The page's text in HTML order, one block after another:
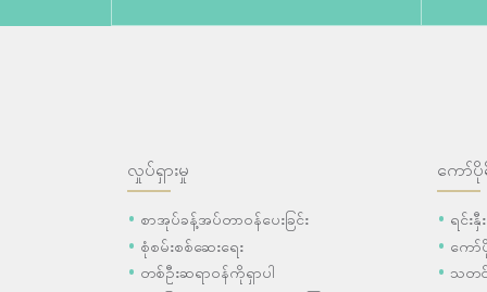
လှုပ်ရှားမှု
စာအုပ်ခန့်အပ်တာဝန်ပေးခြင်း
စုံစမ်းစစ်ဆေးရေး
တစ်ဦးဆရာဝန်ကိုရှာပါ
ကော်
ရင်း
ကေ
သတင်